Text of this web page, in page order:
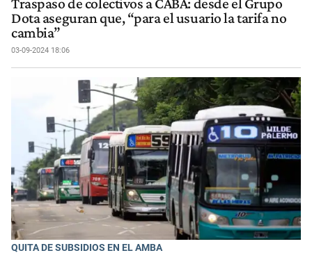
Traspaso de colectivos a CABA: desde el Grupo
Dota aseguran que, “para el usuario la tarifa no
cambia”
03-09-2024 18:06
QUITA DE SUBSIDIOS EN EL AMBA